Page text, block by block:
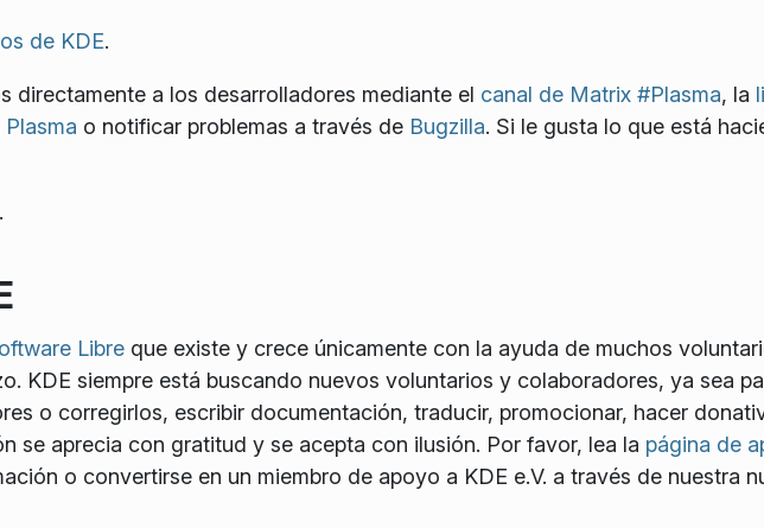
de KDE.
directamente a los desarrolladores mediante el canal de Matrix #Plasma, la
o notificar problemas a través de Bugzilla. Si le gusta lo que está
Libreque existe y crece únicamente con la ayuda de muchos
KDE siempre está buscando nuevos voluntarios y colaboradores, ya sea
o corregirlos, escribir documentación, traducir, promocionar, hacer
se aprecia con gratitud y se acepta con ilusión. Por favor, lea la página de
o convertirse en un miembro de apoyo a KDE e.V. a través de nuestra